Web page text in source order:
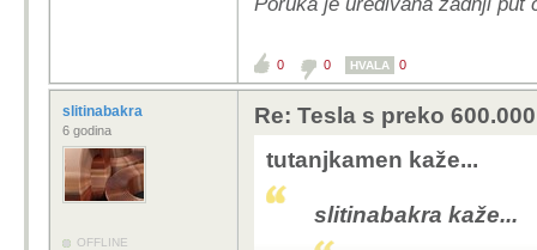
0 0 HVALA 0
slitinabakra
6 godina
OFFLINE
Re: Tesla s preko
tutanjkamen kaže...
slitinabakra kaže...